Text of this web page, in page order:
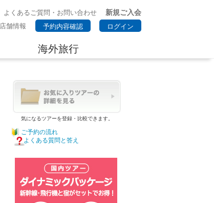
よくあるご質問・お問い合わせ
新規ご入会
店舗情報 予約内容確認 ログイン
海外旅行
気になるツアーを登録・比較できます。
ご予約の流れ
よくある質問と答え